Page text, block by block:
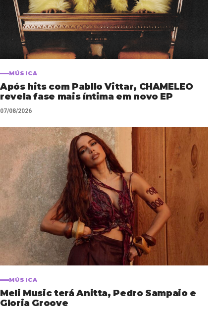
MÚSICA
Após hits com Pabllo Vittar, CHAMELEO
revela fase mais íntima em novo EP
07/08/2026
MÚSICA
Meli Music terá Anitta, Pedro Sampaio e
Gloria Groove